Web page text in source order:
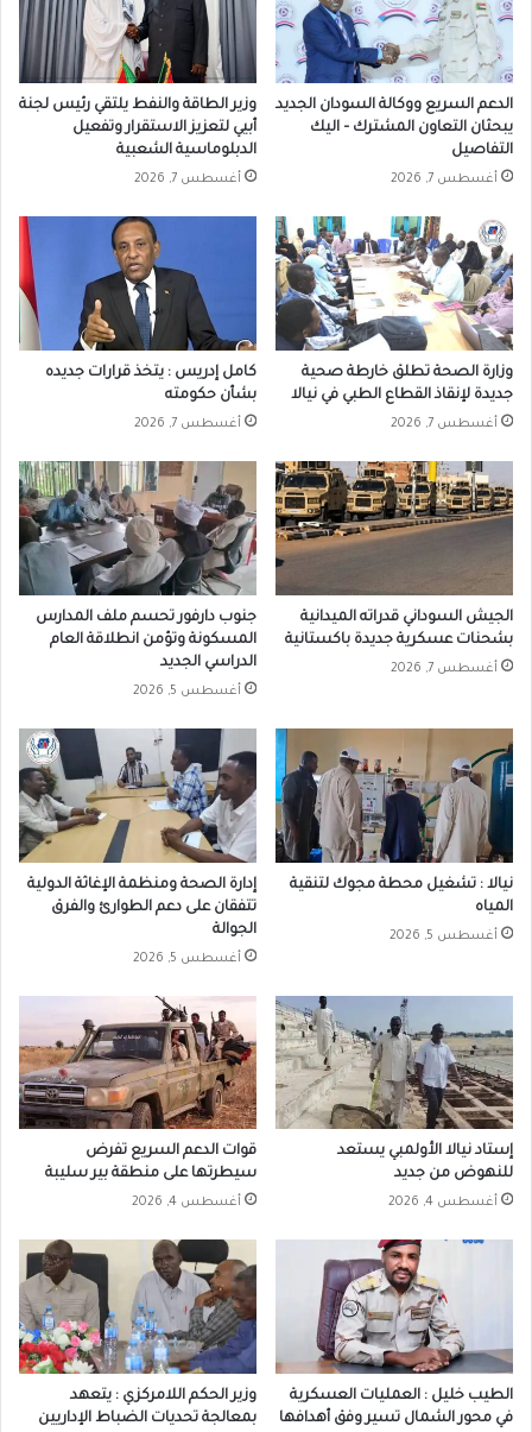
الدعم السريع ووكالة السودان الجديد
يبحثان التعاون المشترك – اليك
التفاصيل
أغسطس 7, 2026
وزير الطاقة والنفط يلتقي رئيس لجنة
أبيي لتعزيز الاستقرار وتفعيل
الدبلوماسية الشعبية
أغسطس 7, 2026
وزارة الصحة تطلق خارطة صحية
جديدة لإنقاذ القطاع الطبي في نيالا
أغسطس 7, 2026
كامل إدريس : يتخذ قرارات جديده
بشأن حكومته
أغسطس 7, 2026
الجيش السوداني قدراته الميدانية
بشحنات عسكرية جديدة باكستانية
أغسطس 7, 2026
جنوب دارفور تحسم ملف المدارس
المسكونة وتؤمن انطلاقة العام
الدراسي الجديد
أغسطس 5, 2026
نيالا : تشغيل محطة مجوك لتنقية
المياه
أغسطس 5, 2026
إدارة الصحة ومنظمة الإغاثة الدولية
تتفقان على دعم الطوارئ والفرق
الجوالة
أغسطس 5, 2026
إستاد نيالا الأولمبي يستعد
للنهوض من جديد
أغسطس 4, 2026
قوات الدعم السريع تفرض
سيطرتها على منطقة بير سليبة
أغسطس 4, 2026
الطيب خليل : العمليات العسكرية
في محور الشمال تسير وفق أهدافها
وزير الحكم اللامركزي : يتعهد
بمعالجة تحديات الضباط الإداريين